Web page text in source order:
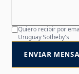
Quiero recibir por
Uruguay Sotheby's
ENVIAR